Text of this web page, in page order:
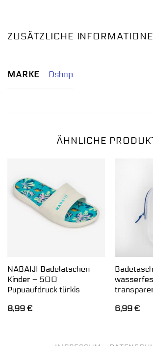
ZUSÄTZLICHE
MARKE Dshop
ÄHNLICHE
NABAIJI Badelatschen
Kinder – 500
Pupuaufdruck türkis
8,99 €
6,99 €